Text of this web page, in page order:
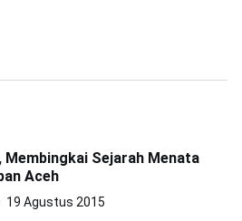
Membingkai Sejarah Menata
Aceh
19 Agustus 2015